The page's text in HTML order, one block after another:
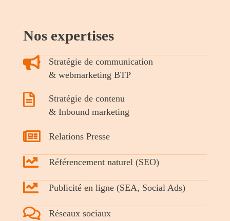
Nos expertises
Stratégie de communication
& webmarketing BTP
Stratégie de contenu
& Inbound marketing
Relations Presse
Référencement naturel (SEO)
Publicité en ligne (SEA, Social Ads)
Réseaux sociaux